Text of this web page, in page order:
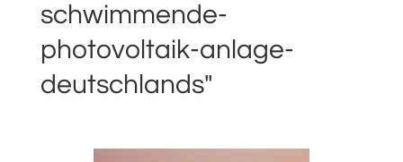
schwimmende-
photovoltaik-anlage-
deutschlands"